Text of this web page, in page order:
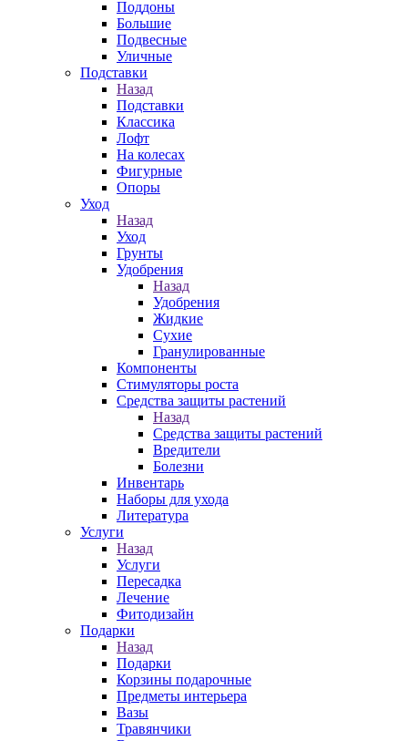
Поддоны
Большие
Подвесные
Уличные
Подставки
Назад
Подставки
Классика
Лофт
На колесах
Фигурные
Опоры
Уход
Назад
Уход
Грунты
Удобрения
Назад
Удобрения
Жидкие
Сухие
Гранулированные
Компоненты
Стимуляторы роста
Средства защиты растений
Назад
Средства защиты растений
Вредители
Болезни
Инвентарь
Наборы для ухода
Литература
Услуги
Назад
Услуги
Пересадка
Лечение
Фитодизайн
Подарки
Назад
Подарки
Корзины подарочные
Предметы интерьера
Вазы
Травянчики